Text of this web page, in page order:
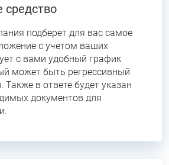
средство
подберет для вас самое
с учетом ваших
с вами удобный график
может быть регрессивный
Также в ответе будет указан
документов для